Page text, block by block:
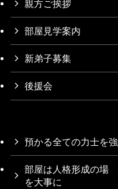
親方ご挨拶
部屋見学案内
新弟子募集
後援会
預かる全ての力士を
部屋は人格形成の場
を大事に